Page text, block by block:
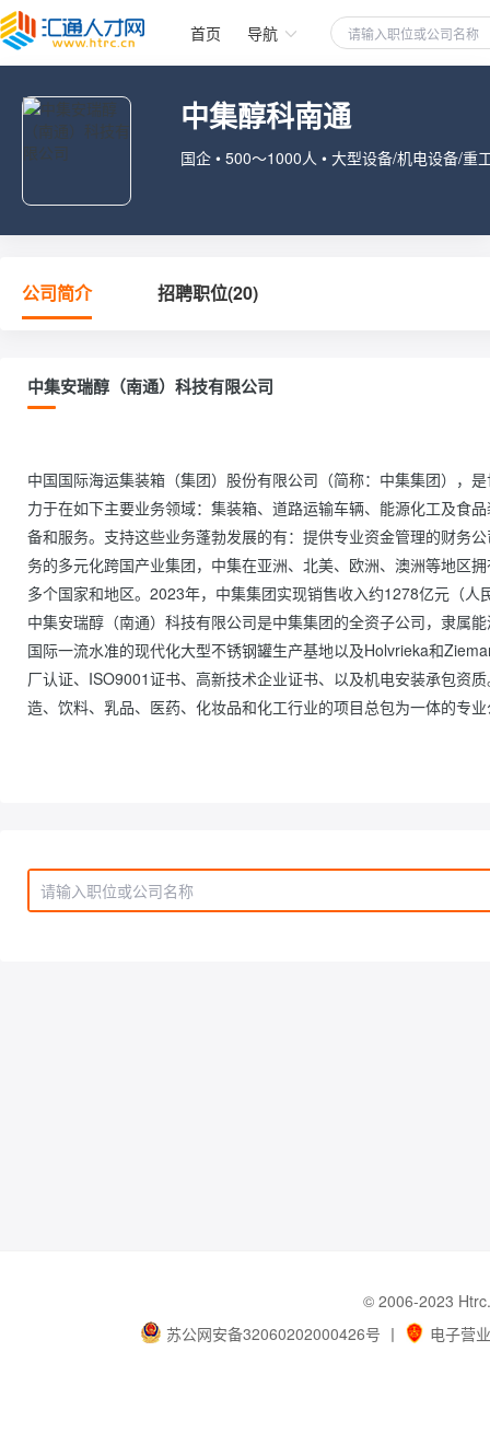
首页 导航
中集醇科南通
国企 • 500～1000人 • 大型设备/机电设备/重
公司简介 招聘职位(20)
中集安瑞醇（南通）科技有限公司
中国国际海运集装箱（集团）股份有限公司（简称：中集集团），
力于在如下主要业务领域：集装箱、道路运输车辆、能源化工及食
备和服务。支持这些业务蓬勃发展的有：提供专业资金管理的财务
务的多元化跨国产业集团，中集在亚洲、北美、欧洲、澳洲等地区
多个国家和地区。2023年，中集集团实现销售收入约1278亿元（
中集安瑞醇（南通）科技有限公司是中集集团的全资子公司，隶属
国际一流水准的现代化大型不锈钢罐生产基地以及Holvrieka和
厂认证、ISO9001证书、高新技术企业证书、以及机电安装承包资
造、饮料、乳品、医药、化妆品和化工行业的项目总包为一
© 2006-2023
苏公网安备32060202000426号 丨 电子营